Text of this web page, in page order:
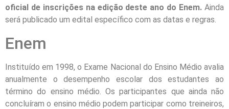
oficial de inscrições na edição deste ano do Enem. Ainda
será publicado um edital específico com as datas e regras.
Enem
Instituído em 1998, o Exame Nacional do Ensino Médio avalia
anualmente o desempenho escolar dos estudantes ao
término do ensino médio. Os participantes que ainda não
concluíram o ensino médio podem participar como treineiros,